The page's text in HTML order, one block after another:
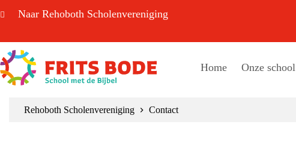
naar
Naar Rehoboth Scholenvereniging
Home Onze school
Rehoboth Scholenvereniging Contact